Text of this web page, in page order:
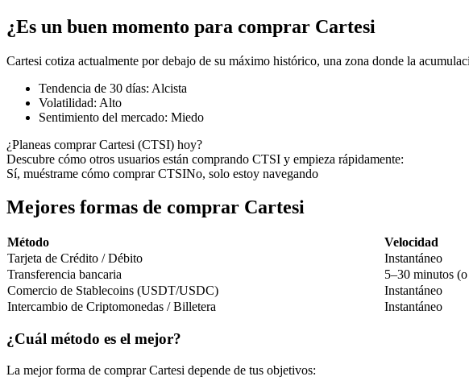
TradFi
Futuros del USDC
¿Es un buen momento para comprar Cartesi
Cartesi cotiza actualmente por debajo de su máximo histórico, una zona donde la
Tendencia de 30 días: Alcista
Volatilidad: Alto
Sentimiento del mercado: Miedo
¿Planeas comprar Cartesi (CTSI) hoy?
Descubre cómo otros usuarios están comprando CTSI y empieza rápidamente:
Sí, muéstrame cómo comprar CTSINo, solo estoy navegando
Mejores formas de comprar Cartesi
Método Velocidad
Tarjeta de Crédito / Débito
Instantáneo
Transferencia bancaria
5–30 minutos
Comercio de Stablecoins (USDT/USDC)
Instantáneo
Intercambio de Criptomonedas / Billetera
Instantáneo
¿Cuál método es el mejor?
La mejor forma de comprar Cartesi depende de tus objetivos: